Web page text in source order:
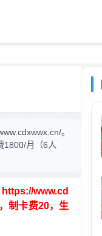
。
1800/月（6人
https://www.cd
制卡费20，生